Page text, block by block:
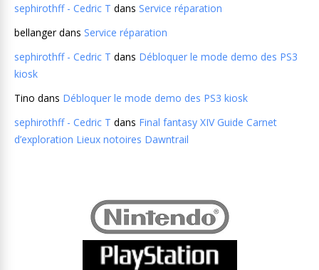
sephirothff - Cedric T dans Service réparation
bellangerdans Service réparation
sephirothff - Cedric T dans Débloquer le mode demo des PS3
kiosk
Tino dans Débloquer le mode demo des PS3 kiosk
sephirothff - Cedric T dans Final fantasy XIV Guide Carnet
d’exploration Lieux notoires Dawntrail